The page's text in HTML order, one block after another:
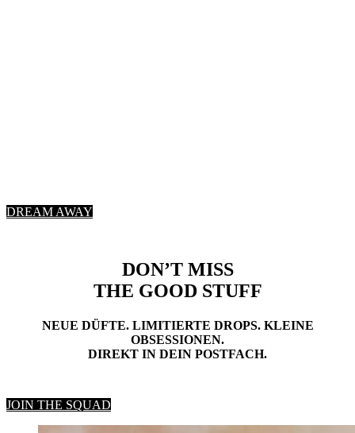
DREAM AWAY
DON’T MISS
THE GOOD STUFF
NEUE DÜFTE. LIMITIERTE DROPS. KLEINE
OBSESSIONEN.
DIREKT IN DEIN POSTFACH.
JOIN THE SQUAD